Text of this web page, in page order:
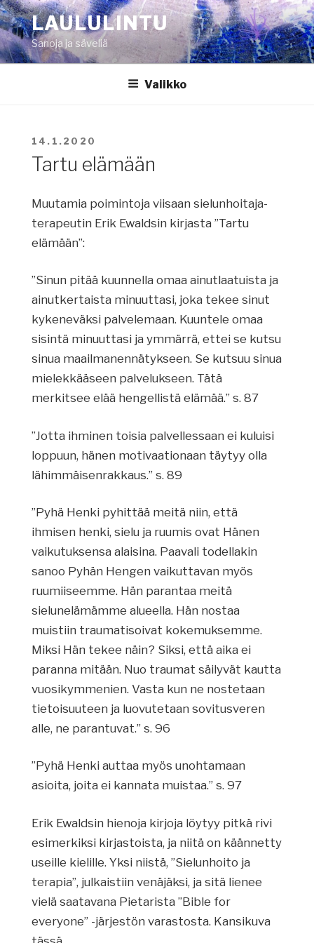
Siirry
sisältöönLAULULINTU
Sanoja ja säveliä
Valikko
JULKAISTU
14.1.2020
Tartu elämään
Muutamia poimintoja viisaan sielunhoitaja-
terapeutin Erik Ewaldsin kirjasta ”Tartu
elämään”:
”Sinun pitää kuunnella omaa ainutlaatuista ja
ainutkertaista minuuttasi, joka tekee sinut
kykeneväksi palvelemaan. Kuuntele omaa
sisintä minuuttasi ja ymmärrä, ettei se kutsu
sinua maailmanennätykseen. Se kutsuu sinua
mielekkääseen palvelukseen. Tätä
merkitsee elää hengellistä elämää.” s. 87
”Jotta ihminen toisia palvellessaan ei kuluisi
loppuun, hänen motivaationaan täytyy olla
lähimmäisenrakkaus.” s. 89
”Pyhä Henki pyhittää meitä niin, että
ihmisen henki, sielu ja ruumis ovat Hänen
vaikutuksensa alaisina. Paavali todellakin
sanoo Pyhän Hengen vaikuttavan myös
ruumiiseemme. Hän parantaa meitä
sielunelämämme alueella. Hän nostaa
muistiin traumatisoivat kokemuksemme.
Miksi Hän tekee näin? Siksi, että aika ei
paranna mitään. Nuo traumat säilyvät kautta
vuosikymmenien. Vasta kun ne nostetaan
tietoisuuteen ja luovutetaan sovitusveren
alle, ne parantuvat.” s. 96
”Pyhä Henki auttaa myös unohtamaan
asioita, joita ei kannata muistaa.” s. 97
Erik Ewaldsin hienoja kirjoja löytyy pitkä rivi
esimerkiksi kirjastoista, ja niitä on käännetty
useille kielille. Yksi niistä, ”Sielunhoito ja
terapia”, julkaistiin venäjäksi, ja sitä lienee
vielä saatavana Pietarista ”Bible for
everyone” -järjestön varastosta. Kansikuva